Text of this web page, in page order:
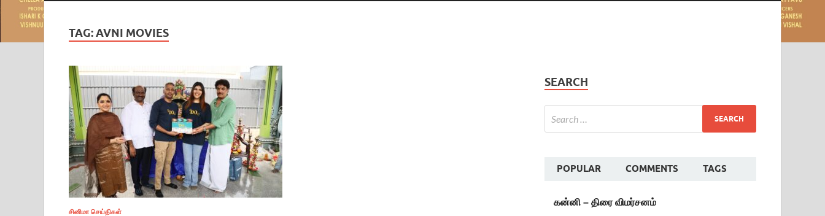
TAG:AVNI MOVIES
சினிமா செய்திகள்
SEARCH
POPULAR COMMENTS TAGS
கன்னி – திரை விமர்சனம்